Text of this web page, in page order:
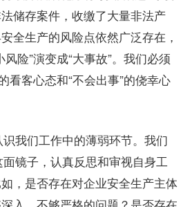
储存案件，收缴了大量非法产
全生产的风险点依然广泛存在，
险”演变成“大事故”。我们必须
看客心态和“不会出事”的侥幸心
识我们工作中的薄弱环节。我们
面镜子，认真反思和审视自身工
，是否存在对企业安全生产主体